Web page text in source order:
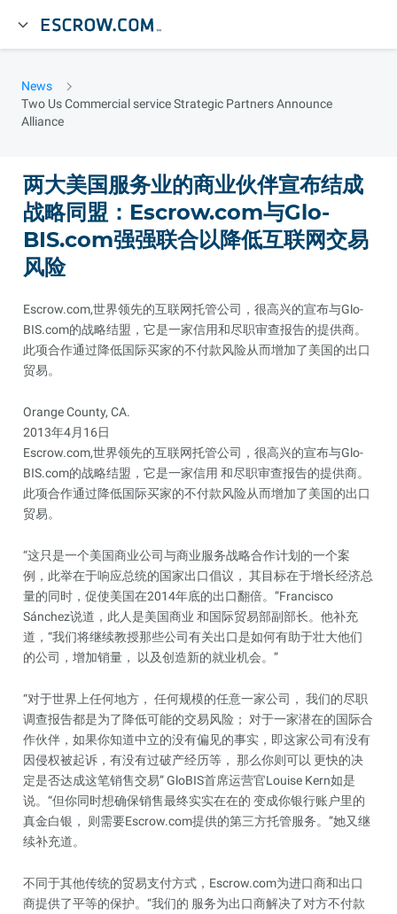
News
Two Us Commercial service Strategic Partners Announce
Alliance
两大美国服务业的商业伙伴宣布结成
战略同盟：Escrow.com与Glo-
BIS.com强强联合以降低互联网交易
风险
Escrow.com,世界领先的互联网托管公司，很高兴的宣布与Glo-
BIS.com的战略结盟，它是一家信用和尽职审查报告的提供商。
此项合作通过降低国际买家的不付款风险从而增加了美国的出口
贸易。
Orange County, CA.
2013年4月16日
Escrow.com,世界领先的互联网托管公司，很高兴的宣布与Glo-
BIS.com的战略结盟，它是一家信用 和尽职审查报告的提供商。
此项合作通过降低国际买家的不付款风险从而增加了美国的出口
贸易。
“这只是一个美国商业公司与商业服务战略合作计划的一个案
例，此举在于响应总统的国家出口倡议， 其目标在于增长经济总
量的同时，促使美国在2014年底的出口翻倍。”Francisco
Sánchez说道，此人是美国商业 和国际贸易部副部长。他补充
道，“我们将继续教授那些公司有关出口是如何有助于壮大他们
的公司，增加销量， 以及创造新的就业机会。”
“对于世界上任何地方， 任何规模的任意一家公司， 我们的尽职
调查报告都是为了降低可能的交易风险； 对于一家潜在的国际合
作伙伴，如果你知道中立的没有偏见的事实，即这家公司有没有
因侵权被起诉，有没有过破产经历等， 那么你则可以 更快的决
定是否达成这笔销售交易” GloBIS首席运营官Louise Kern如是
说。“但你同时想确保销售最终实实在在的 变成你银行账户里的
真金白银， 则需要Escrow.com提供的第三方托管服务。”她又继
续补充道。
不同于其他传统的贸易支付方式，Escrow.com为进口商和出口
商提供了平等的保护。“我们的 服务为出口商解决了对方不付款